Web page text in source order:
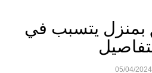
بمنزل يتسبب في
05/04/2024